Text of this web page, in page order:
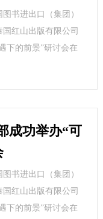
书进出口（集团）
红山出版有限公司
下的前景”研讨会在
成功举办“可
书进出口（集团）
红山出版有限公司
下的前景”研讨会在